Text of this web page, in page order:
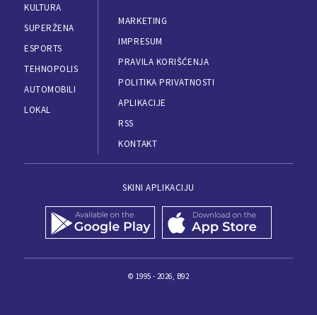
KULTURA
SUPERŽENA
ESPORTS
TEHNOPOLIS
AUTOMOBILI
LOKAL
MARKETING
IMPRESUM
PRAVILA KORIŠĆENJA
POLITIKA PRIVATNOSTI
APLIKACIJE
RSS
KONTAKT
SKINI APLIKACIJU
© 1995 - 2026, B92